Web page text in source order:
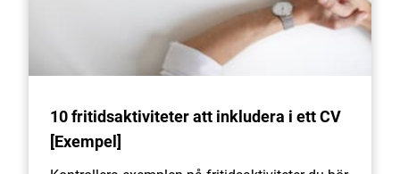
10 fritidsaktiviteter att inkludera i ett CV
[Exempel]